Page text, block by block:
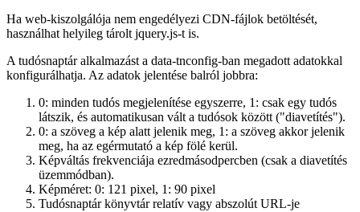
Ha web-kiszolgálója nem engedélyezi CDN-fájlok betöltését,
használhat helyileg tárolt jquery.js-t is.
A tudósnaptár alkalmazást a data-tnconfig-ban megadott adatokkal
konfigurálhatja. Az adatok jelentése balról jobbra:
0: minden tudós megjelenítése egyszerre, 1: csak egy tudós
látszik, és automatikusan vált a tudósok között ("diavetítés").
0: a szöveg a kép alatt jelenik meg, 1: a szöveg akkor jelenik
meg, ha az egérmutató a kép fölé kerül.
Képváltás frekvenciája ezredmásodpercben (csak a diavetítés
üzemmódban).
Képméret: 0: 121 pixel, 1: 90 pixel
Tudósnaptár könyvtár relatív vagy abszolút URL-je